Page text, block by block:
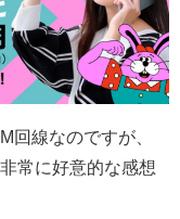
回線なのですが、
常に好意的な感想